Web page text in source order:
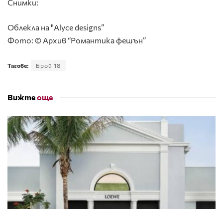
Снимки:
Облекла на "Alyce designs”
Фото: © Архив “Романтика фешън”
Тагове: Брой 18
Вижтеоще